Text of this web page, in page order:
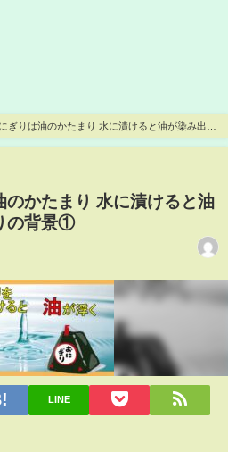
のかたまり 水に漬けると油が染み出
のかたまり 水に漬けると油
の背景①
LINE